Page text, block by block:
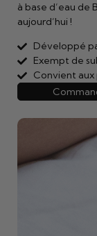
à base d’eau de
aujourd’hui !
Développé
Exempt de
Convient aux